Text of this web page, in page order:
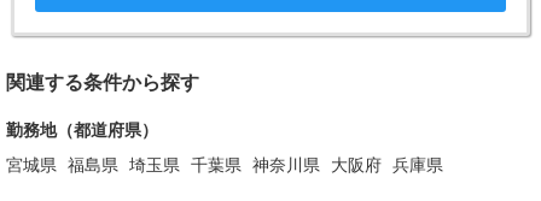
関連する条件から探す
勤務地（都道府県）
宮城県
福島県 埼玉県 千葉県 神奈川県 大阪府 兵庫県